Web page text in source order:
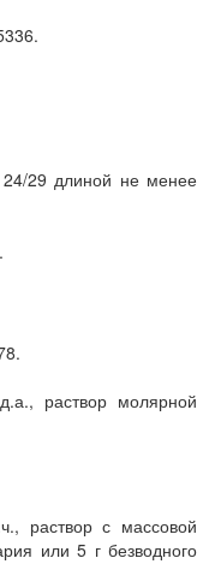
29 длиной не менее
.
раствор молярной
раствор с массовой
или 5 г безводного